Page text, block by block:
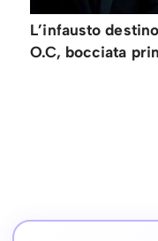
L’infausto
O.C, bocciata